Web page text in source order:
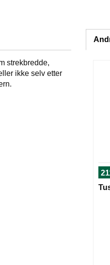
strekbredde,
ikke selv etter